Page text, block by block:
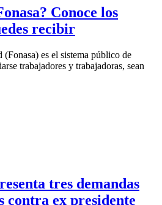
Conoce los
recibir
es el sistema público de
trabajadores y trabajadoras, sean
tres demandas
contra ex presidente